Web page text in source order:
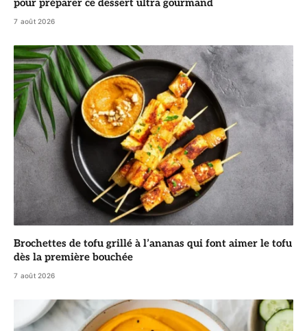
pour préparer ce dessert ultra gourmand
7 août 2026
Brochettes de tofu grillé à l’ananas qui font aimer le tofu
dès la première bouchée
7 août 2026